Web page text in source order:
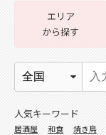
エリア
から探す
人気キーワード
居酒屋 和食 焼き鳥